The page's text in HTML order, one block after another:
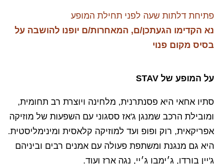
פתיחת דלתות שעה לפני תחילת המופע
נא הקדימו הגעתכן/ם, המאחרות/ם יופנו להושבה על
בסיס מקום פנוי
על המופע של STAV
סתיו אחאי היא פסנתרנית, מלחינה ויוצרת רב תחומית,
ומובילת הרכב שמנגן ג'אז ססגוני עם השפעות של מוזיקה
אפריקאית, רוק ופופ ועד למוזיקה קלאסית ומינימליסטית.
היא גם מנגנת ומשתפת פעולה עם אמנים רבים וביניהם
ג'יין בורדו, ג׳ימבו ג׳יי, נגה ארז ועוד.